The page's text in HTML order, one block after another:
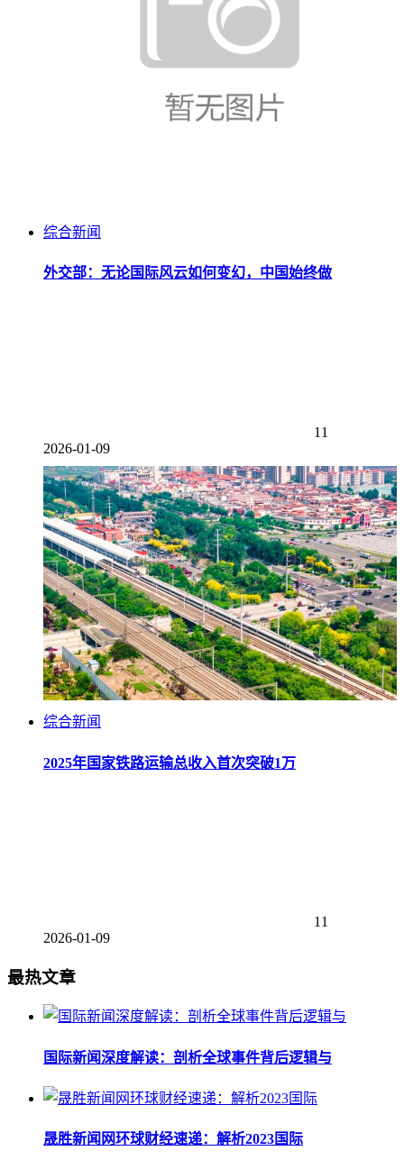
综合新闻
外交部：无论国际风云如何变幻，中国始终做
11
2026-01-09
综合新闻
2025年国家铁路运输总收入首次突破1万
11
2026-01-09
最热文章
国际新闻深度解读：剖析全球事件背后逻辑与
晟胜新闻网环球财经速递：解析2023国际